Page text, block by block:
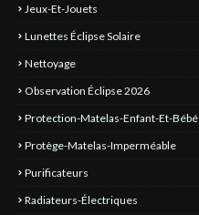
Jeux-Et-Jouets
Lunettes Éclipse Solaire
Nettoyage
Observation Éclipse 2026
Protection-Matelas-Enfant-Et-Bébé
Protège-Matelas-Imperméable
Purificateurs
Radiateurs-Électriques